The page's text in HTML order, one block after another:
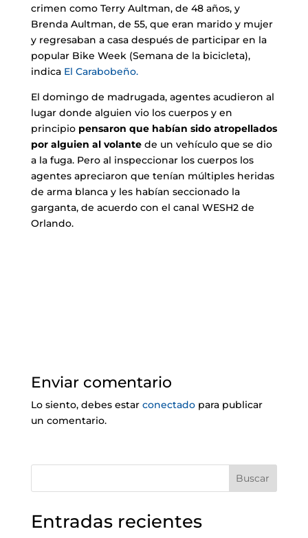
crimen como Terry Aultman, de 48 años, y
Brenda Aultman, de 55, que eran marido y mujer
y regresaban a casa después de participar en la
popular Bike Week (Semana de la bicicleta),
indica El Carabobeño.
El domingo de madrugada, agentes acudieron al
lugar donde alguien vio los cuerpos y en
principio pensaron que habían sido atropellados
por alguien al volantede un vehículo que se dio
a la fuga. Pero al inspeccionar los cuerpos los
agentes apreciaron que tenían múltiples heridas
de arma blanca y les habían seccionado la
garganta, de acuerdo con el canal WESH2 de
Orlando.
Enviar comentario
Lo siento, debes estar conectadopara publicar
un comentario.
Buscar
Entradas recientes